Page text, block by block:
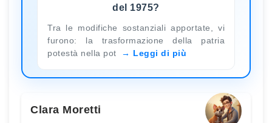
del 1975?
Tra le modifiche sostanziali apportate, vi
furono: la trasformazione della patria
potestà nella pot
Leggi di più
Clara Moretti